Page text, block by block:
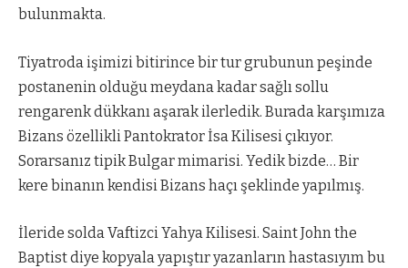
bulunmakta.
Tiyatroda işimizi bitirince bir tur grubunun peşinde
postanenin olduğu meydana kadar sağlı sollu
rengarenk dükkanı aşarak ilerledik. Burada karşımıza
Bizans özellikli Pantokrator İsa Kilisesi çıkıyor.
Sorarsanız tipik Bulgar mimarisi. Yedik bizde… Bir
kere binanın kendisi Bizans haçı şeklinde yapılmış.
İleride solda Vaftizci Yahya Kilisesi. Saint John the
Baptist diye kopyala yapıştır yazanların hastasıyım bu